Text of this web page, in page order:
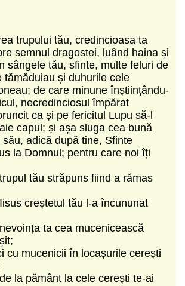
trupului tău, credincioasa ta
semnul dragostei, luând haina și
sân­gele tău, sfinte, multe feluri de
tămăduiau și duhurile cele
de care minune înștiin­țându-
necredinciosul împărat
ca și pe fericitul Lupu să-l
capul; și așa sluga cea bună
adică după tine, Sfinte
la Domnul; pentru care noi îți
tău străpuns fiind a rămas
creștetul tău l-a încununat
ta cea mucenicească
cu mucenicii în locașurile cerești
la pământ la cele cerești te-ai